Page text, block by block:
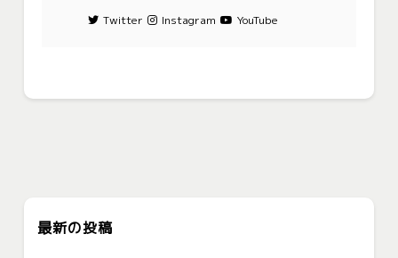
Twitter Instagram YouTube
最新の投稿